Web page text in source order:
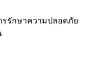
รรักษาความปลอดภัย